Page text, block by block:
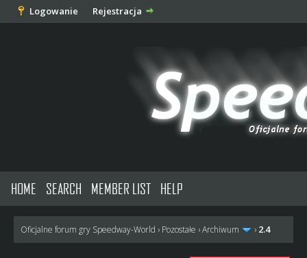
Logowanie Rejestracja
HOME SEARCH MEMBER LIST HELP
Oficjalne forum gry Speedway-World › Pozostałe ›Archiwum › 2.4